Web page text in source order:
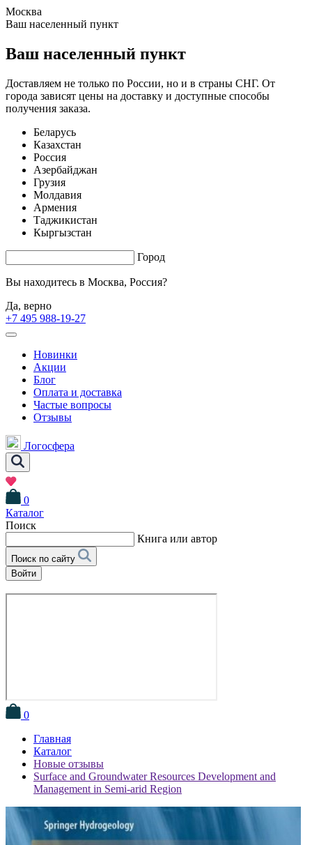
Москва
Ваш населенный пункт
Ваш населенный пункт
Доставляем не только по России, но и в страны СНГ. От
города зависят цены на доставку и доступные способы
получения заказа.
Беларусь
Казахстан
Россия
Азербайджан
Грузия
Молдавия
Армения
Таджикистан
Кыргызстан
Город
Вы находитесь в Москва, Россия?
Да, верно
+7 495 988-19-27
Новинки
Акции
Блог
Оплата и доставка
Частые вопросы
Отзывы
Логосфера
0
Каталог
Поиск
Книга или автор
Поиск по сайту
Войти
0
Главная
Каталог
Новые отзывы
Surface and Groundwater Resources Development and
Management in Semi-arid Region